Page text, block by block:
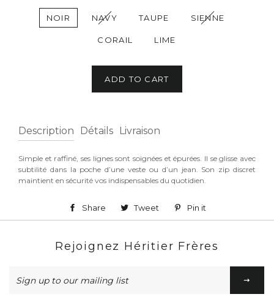
NOIR NAVY TAUPE SIENNE
CORAIL LIME
ADD TO CART
Description Détails Livraison
Simple et raffiné, ses lignes sont soignées et épurées. Il se glisse avec
subtilité dans la poche d’une veste ou d’un jean. Son zip discret
maintient en sécurité vos indispensables du quotidien.
Share
Share
Facebook
Tweet
Tweet
Twitter
Pin it
Pinterest
Rejoignez Héritier Frères
up